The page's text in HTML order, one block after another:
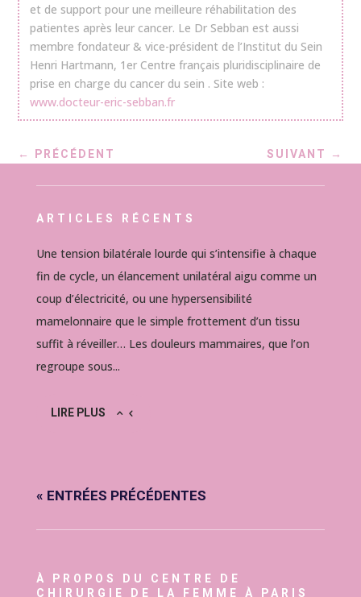
et de support pour une meilleure réhabilitation des
patientes après leur cancer. Le Dr Sebban est aussi
membre fondateur & vice-président de l’Institut du Sein
Henri Hartmann, 1er Centre français pluridisciplinaire de
prise en charge du cancer du sein . Site web :
www.docteur-eric-sebban.fr
← PRÉCÉDENT SUIVANT →
ARTICLES RÉCENTS
Une tension bilatérale lourde qui s’intensifie à chaque
fin de cycle, un élancement unilatéral aigu comme un
coup d’électricité, ou une hypersensibilité
mamelonnaire que le simple frottement d’un tissu
suffit à réveiller… Les douleurs mammaires, que l’on
regroupe sous...
LIRE PLUS
« ENTRÉES PRÉCÉDENTES
À PROPOS DU CENTRE DE
CHIRURGIE DE LA FEMME À PARIS